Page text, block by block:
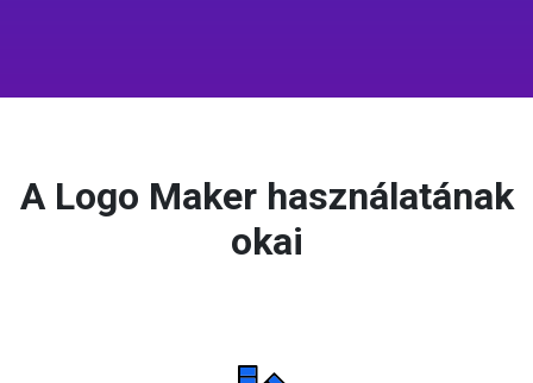
A Logo Maker használatának
okai